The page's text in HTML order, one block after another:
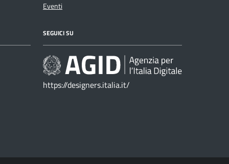
Eventi
SEGUICI SU
https://designers.italia.it/